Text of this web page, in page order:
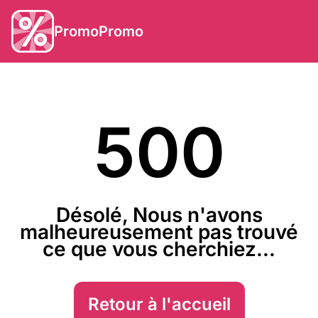
PromoPromo
500
Désolé, Nous n'avons
malheureusement pas trouvé
ce que vous cherchiez...
Retour à l'accueil